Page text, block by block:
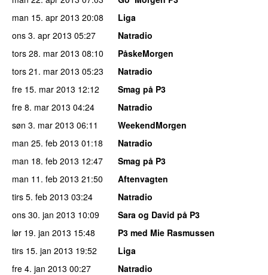
man 15. apr 2013 20:08
Liga
ons 3. apr 2013 05:27
Natradio
tors 28. mar 2013 08:10
PåskeMorgen
tors 21. mar 2013 05:23
Natradio
fre 15. mar 2013 12:12
Smag på P3
fre 8. mar 2013 04:24
Natradio
søn 3. mar 2013 06:11
WeekendMorgen
man 25. feb 2013 01:18
Natradio
man 18. feb 2013 12:47
Smag på P3
man 11. feb 2013 21:50
Aftenvagten
tirs 5. feb 2013 03:24
Natradio
ons 30. jan 2013 10:09
Sara og David på P3
lør 19. jan 2013 15:48
P3 med Mie Rasmussen
tirs 15. jan 2013 19:52
Liga
fre 4. jan 2013 00:27
Natradio